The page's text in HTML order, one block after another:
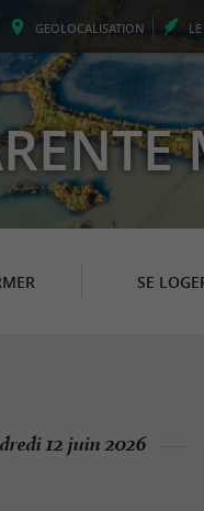
GEOLOCALISATION LE
SE
12 juin 2026